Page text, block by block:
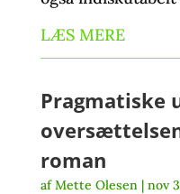
LÆS MERE
Pragmatiske
roman
afMette Olesen| nov